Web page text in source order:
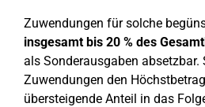
Zuwendungen für solche
insgesamt bis 20 % des
als Sonderausgaben absetzbar.
Zuwendungen den
übersteigende Anteil in das